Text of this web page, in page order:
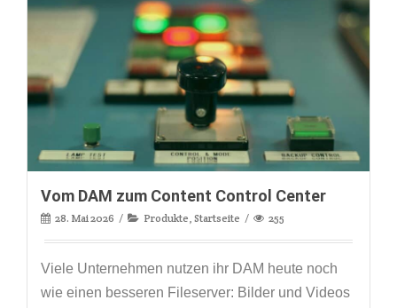
Vom DAM zum Content Control Center
28. Mai 2026 Produkte, Startseite 255
Viele Unternehmen nutzen ihr DAM heute noch
wie einen besseren Fileserver: Bilder und Videos